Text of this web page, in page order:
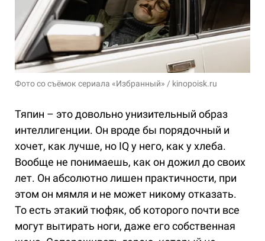
Фото со съёмок сериала «Избранный» / kinopoisk.ru
Тяпин – это довольно унизительный образ
интеллигенции. Он вроде бы порядочный и
хочет, как лучше, но IQ у него, как у хлеба.
Вообще не понимаешь, как он дожил до своих
лет. Он абсолютно лишен практичности, при
этом он мямля и не может никому отказать.
То есть этакий тюфяк, об которого почти все
могут вытирать ноги, даже его собственная